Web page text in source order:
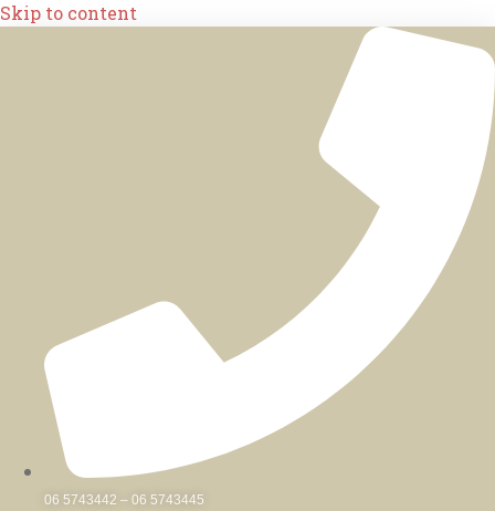
Skip to content
06 5743442 – 06 5743445